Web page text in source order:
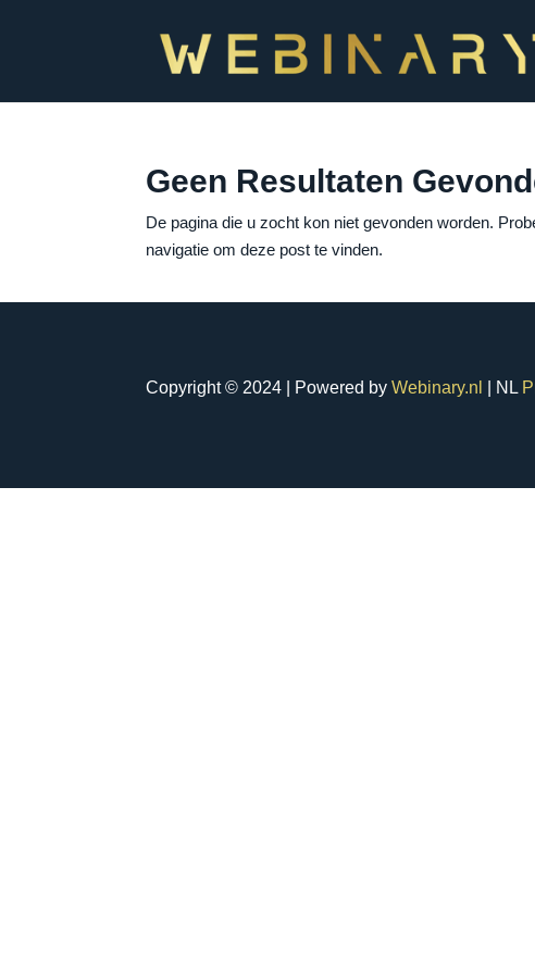
Geen Resultaten
De pagina die u zocht kon niet gevonden worden.
navigatie om deze post te vinden.
Copyright © 2024 | Powered byWebinary.nl | NL